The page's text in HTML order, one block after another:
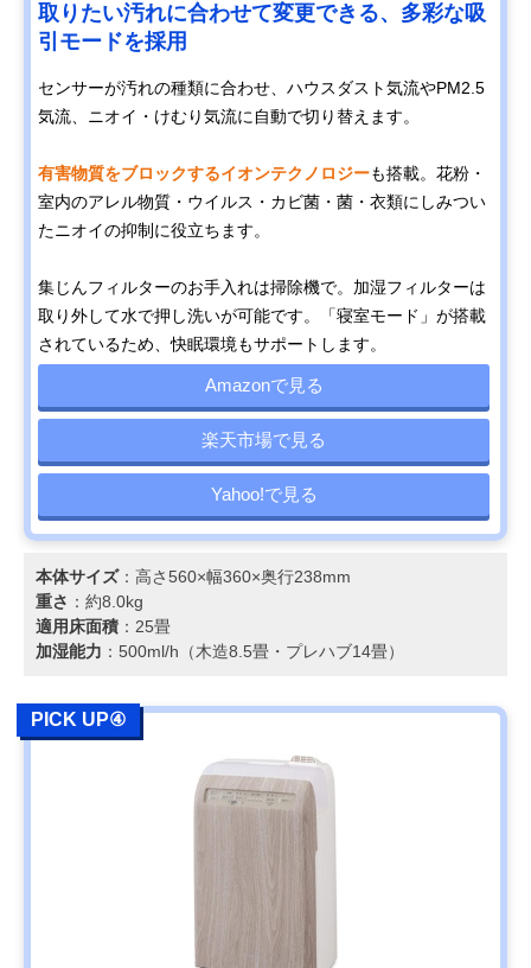
取りたい汚れに合わせて変更できる、多彩な吸
引モードを採用
センサーが汚れの種類に合わせ、ハウスダスト気流やPM2.5
気流、ニオイ・けむり気流に自動で切り替えます。
有害物質をブロックするイオンテクノロジーも搭載。花粉・
室内のアレル物質・ウイルス・カビ菌・菌・衣類にしみつい
たニオイの抑制に役立ちます。
集じんフィルターのお手入れは掃除機で。加湿フィルターは
取り外して水で押し洗いが可能です。「寝室モード」が搭載
されているため、快眠環境もサポートします。
Amazonで見る
楽天市場で見る
Yahoo!で見る
本体サイズ：高さ560×幅360×奥行238mm
重さ ：約8.0kg
適用床面積 ：25畳
加湿能力 ：500ml/h（木造8.5畳・プレハブ14畳）
PICK UP④